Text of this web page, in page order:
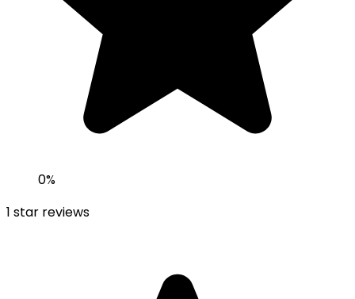
0%
1 star reviews